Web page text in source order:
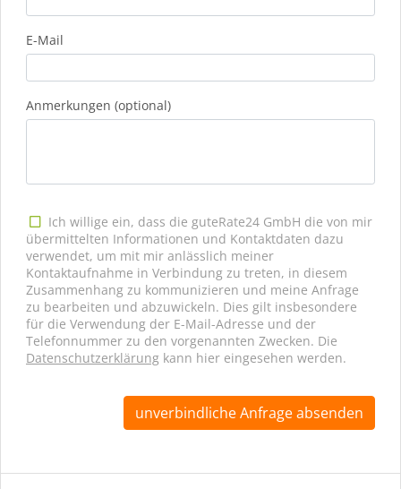
E-Mail
Anmerkungen (optional)
Ich willige ein, dass die guteRate24 GmbH die von mir
übermittelten Informationen und Kontaktdaten dazu
verwendet, um mit mir anlässlich meiner
Kontaktaufnahme in Verbindung zu treten, in diesem
Zusammenhang zu kommunizieren und meine Anfrage
zu bearbeiten und abzuwickeln. Dies gilt insbesondere
für die Verwendung der E-Mail-Adresse und der
Telefonnummer zu den vorgenannten Zwecken. Die
Datenschutzerklärung kann hier eingesehen werden.
unverbindliche Anfrage absenden